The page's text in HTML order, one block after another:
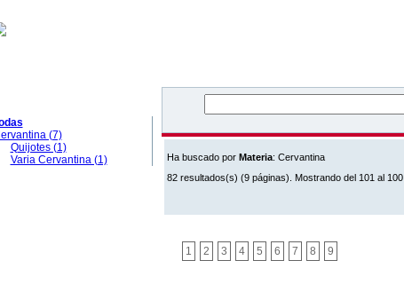
(7)
Quijotes (1)
Varia Cervantina (1)
Ha buscado por Materia: Cervantina
82 resultados(s) (9 páginas). Mostrando del 101 al 100
1 2 3 4 5 6 7 8
9